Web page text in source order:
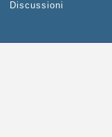
Discussioni